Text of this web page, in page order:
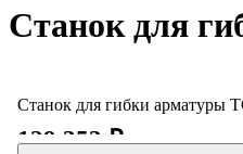
Станок для
Станок для гибки арматуры
129 353 ₽